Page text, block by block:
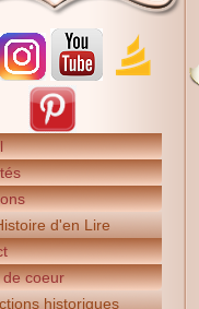
d'en Lire
coeur
historiques